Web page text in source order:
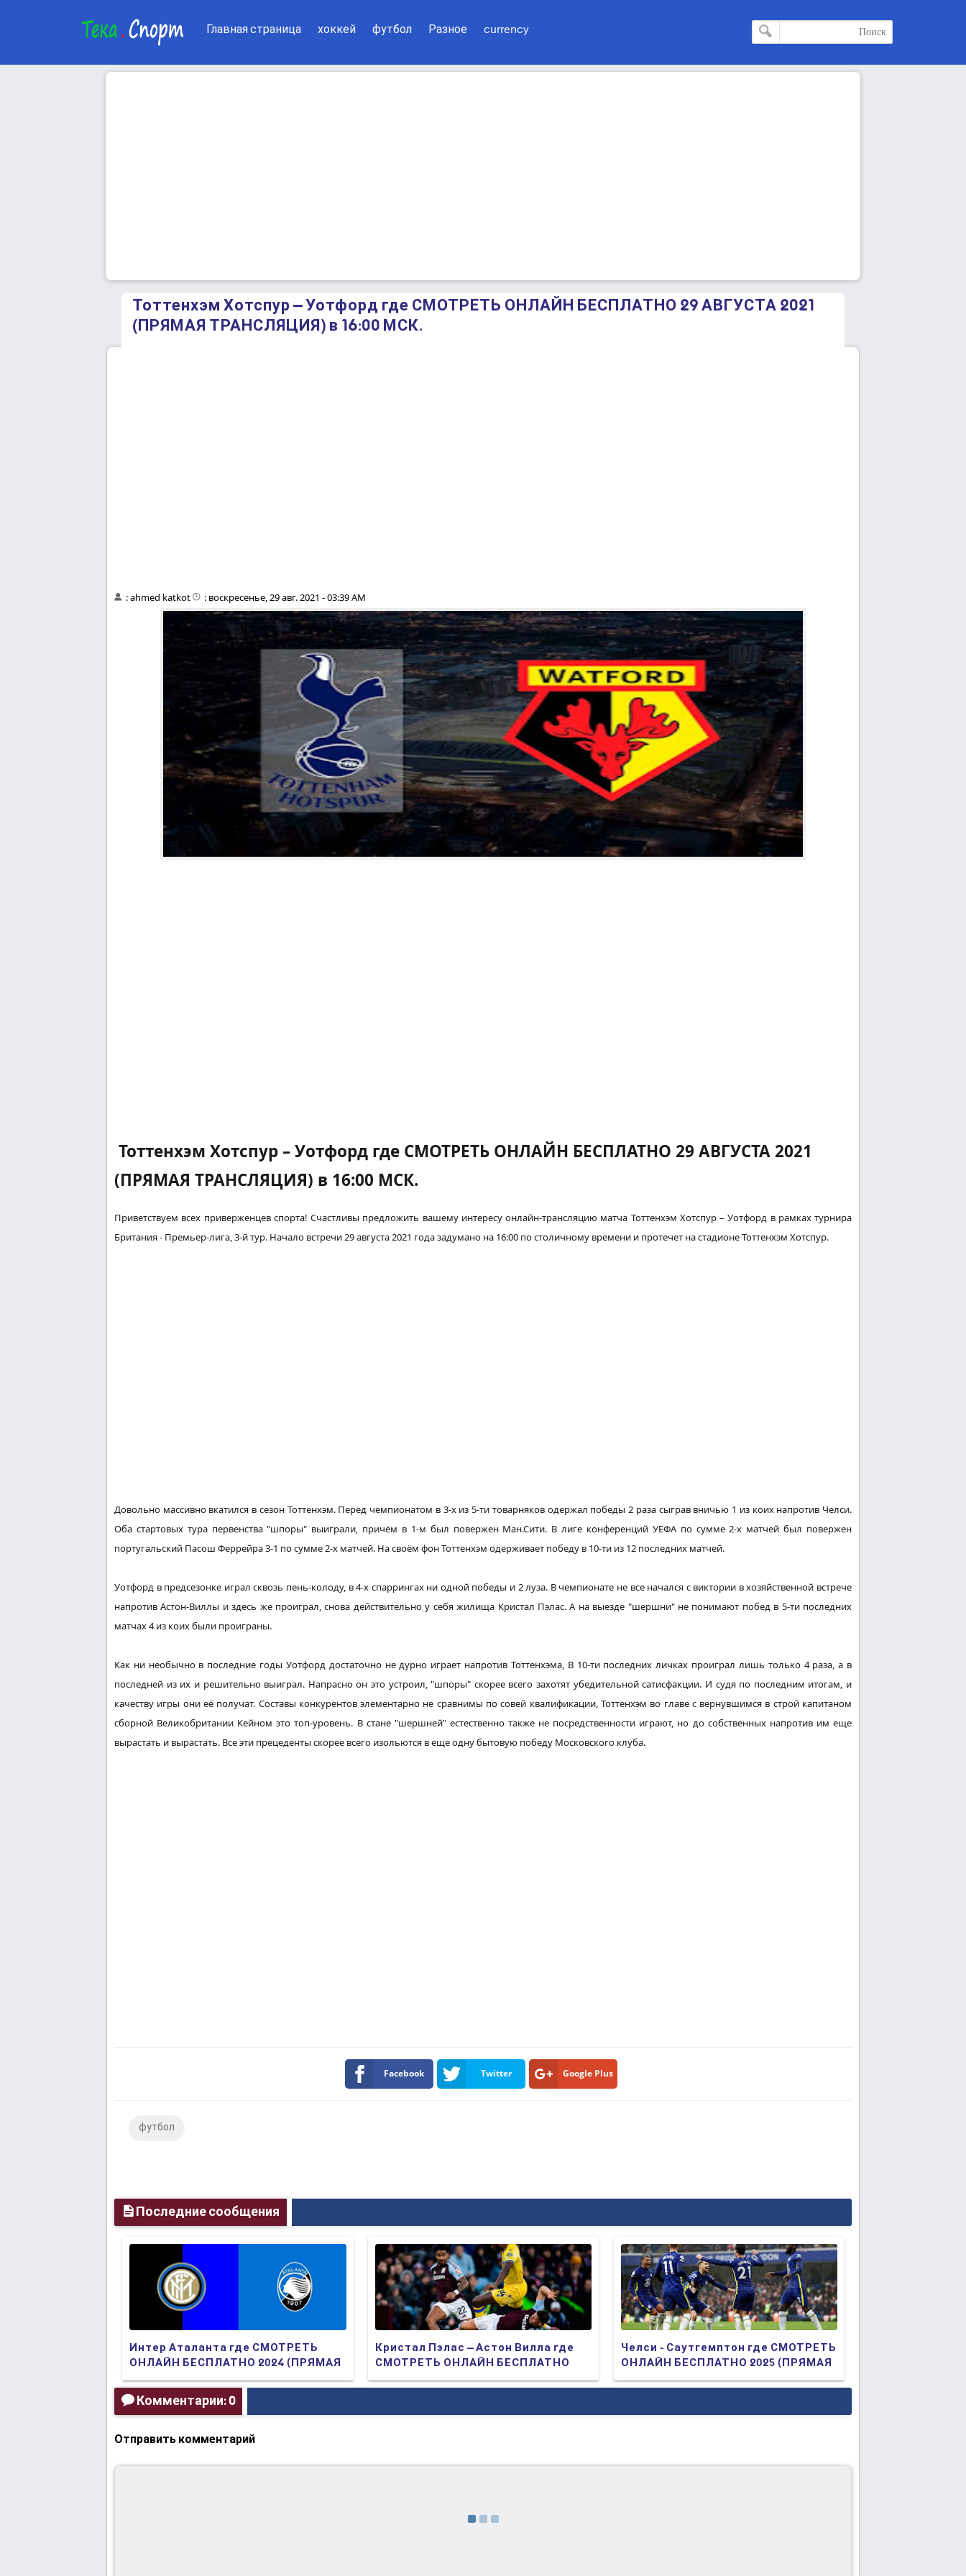
Главная страница хоккей футбол Разное currency
Тоттенхэм Хотспур – Уотфорд где СМОТРЕТЬ ОНЛАЙН БЕСПЛАТНО 29 АВГУСТА 2021
(ПРЯМАЯ ТРАНСЛЯЦИЯ) в 16:00 МСК.
:ahmed katkot : воскресенье, 29 авг. 2021 - 03:39 AM
Тоттенхэм Хотспур – Уотфорд где СМОТРЕТЬ ОНЛАЙН БЕСПЛАТНО 29 АВГУСТА 2021
(ПРЯМАЯ ТРАНСЛЯЦИЯ) в 16:00 МСК.
Приветствуем всех приверженцевспорта! Счастливы предложить вашему интересуонлайн-трансляцию матча Тоттенхэм Хотспур – Уотфорд в рамках турнира
Британия- Премьер-лига, 3-й тур. Начало встречи 29 августа 2021 годазадумано на 16:00 постоличному времени и протечет на стадионе Тоттенхэм Хотспур.
Довольно массивновкатился в сезон Тоттенхэм. Перед чемпионатом в 3-х из 5-ти товарняков одержал победы 2 раза сыграв вничью 1 из коих напротив Челси.
Оба стартовых тура первенства "шпоры" выиграли, причём в 1-м был повержен Ман.Сити. В лиге конференций УЕФА по сумме 2-х матчей был повержен
португальский Пасош Феррейра 3-1 по сумме 2-х матчей. На своём фонТоттенхэм одерживает победу в 10-ти из 12 последних матчей.
Уотфорд в предсезонке игралсквозь пень-колоду, в 4-х спаррингах ни одной победы и 2 луза. В чемпионате не все начался с виктории вхозяйственной встрече
напротив Астон-Виллы издесь же проиграл,снова действительноу себяжилища Кристал Пэлас. А на выезде "шершни" не понимают побед в 5-ти последних
матчах 4 из коихбыли проиграны.
Как ни необычнов последние годы Уотфорд достаточнонедурно играет напротив Тоттенхэма, В 10-ти последних личках проиграл лишь только4 раза, а в
последней из их и решительновыиграл. Напрасноон это устроил, "шпоры" скорее всего захотят убедительной сатисфакции. И судя по последним итогам, и
качеству игры они её получат. Составы конкурентов элементарно не сравнимы по совей квалификации, Тоттенхэм во главе с вернувшимся в строй капитаном
сборной Великобритании Кейном это топ-уровень. В стане "шершней" естественно также не посредственности играют, но до собственных напротивимеще
вырастать и вырастать. Все эти прецеденты скорее всего изольются веще однубытовую победу Московского клуба.
Facebook Twitter Google Plus
футбол
Последние сообщения
Челси - Саутгемптон где СМОТРЕТЬ
ОНЛАЙН БЕСПЛАТНО 2025 (ПРЯМАЯ
ТРАНСЛЯЦИЯ)
Кристал Пэлас – Астон Вилла где
СМОТРЕТЬ ОНЛАЙН БЕСПЛАТНО
2025 (ПРЯМАЯ ТРАНСЛЯЦИЯ)
Интер Аталанта где СМОТРЕТЬ
ОНЛАЙН БЕСПЛАТНО 2024 (ПРЯМАЯ
ТРАНСЛЯЦИЯ)
Комментарии: 0
Отправить комментарий